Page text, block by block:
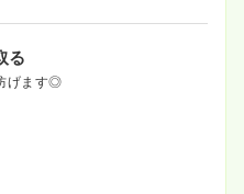
る
げます◎